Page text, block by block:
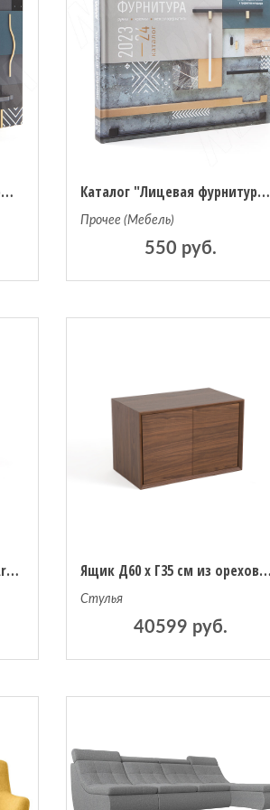
Каталог "Лицевая фурнитура МДМ 2021-2022" (КЛФ2021) Каталог "Лицевая фурнитура МДМ 2023-2024" (КЛФ2023)
Прочее (Мебель)
550 руб.
Ящик Д60 x Г35 см из дуба Archivita единый размер каштановый Ящик Д60 x Г35 см из орехового дерева Archivita единый размер каштановый
Стулья
40599 руб.